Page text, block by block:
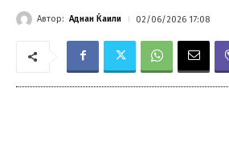
Автор: Аднан Ќаили 02/06/2026 17:08